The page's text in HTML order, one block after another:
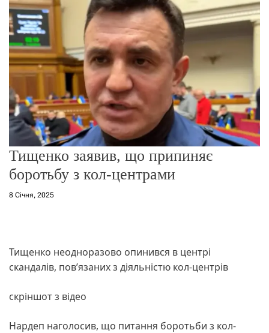
о
р
е
м
у
Тищенко заявив, що припиняє
боротьбу з кол-центрами
8 Січня, 2025
Тищенко неодноразово опинився в центрі
скандалів, пов’язаних з діяльністю кол-центрів
скріншот з відео
Нардеп наголосив, що питання боротьби з кол-